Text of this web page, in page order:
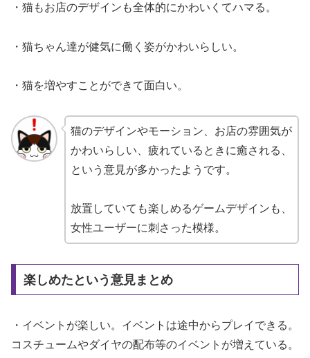
・猫もお店のデザインも全体的にかわいくてハマる。
・猫ちゃん達が健気に働く姿がかわいらしい。
・猫を増やすことができて面白い。
猫のデザインやモーション、お店の雰囲気が
かわいらしい、疲れているときに癒される、
という意見が多かったようです。
放置していても楽しめるゲームデザインも、
女性ユーザーに刺さった模様。
楽しめたという意見まとめ
・イベントが楽しい。イベントは途中からプレイできる。
コスチュームやダイヤの配布等のイベントが増えている。